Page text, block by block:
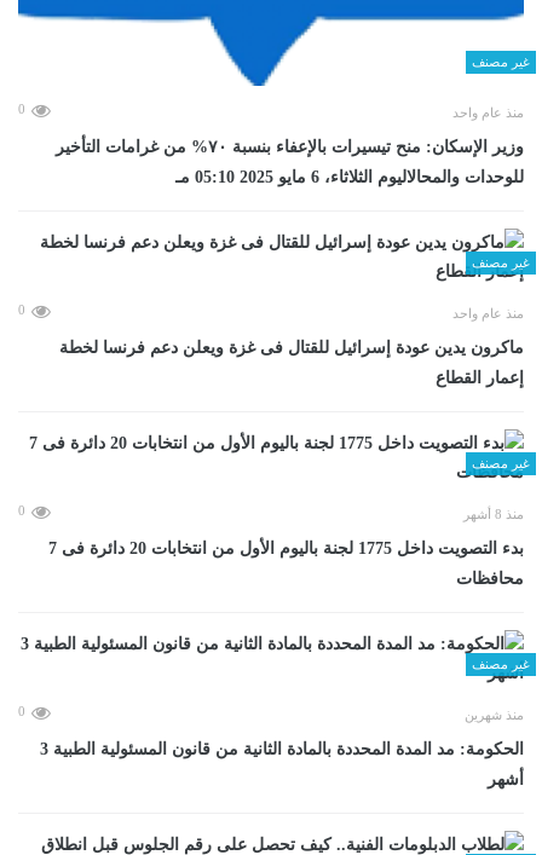
غير مصنف
منذ عام واحد 0
وزير الإسكان: منح تيسيرات بالإعفاء بنسبة ٧٠% من غرامات التأخير
للوحدات والمحالاليوم الثلاثاء، 6 مايو 2025 05:10 مـ
غير مصنف
منذ عام واحد 0
ماكرون يدين عودة إسرائيل للقتال فى غزة ويعلن دعم فرنسا لخطة
إعمار القطاع
غير مصنف
منذ 8 أشهر 0
بدء التصويت داخل 1775 لجنة باليوم الأول من انتخابات 20 دائرة فى 7
محافظات
غير مصنف
منذ شهرين 0
الحكومة: مد المدة المحددة بالمادة الثانية من قانون المسئولية الطبية 3
أشهر